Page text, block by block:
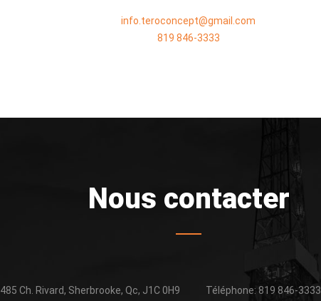
info.teroconcept@gmail.com
819 846-3333
Nous contacter
Téléphone: 819 846-3333
485 Ch. Rivard, Sherbrooke, Qc, J1C 0H9